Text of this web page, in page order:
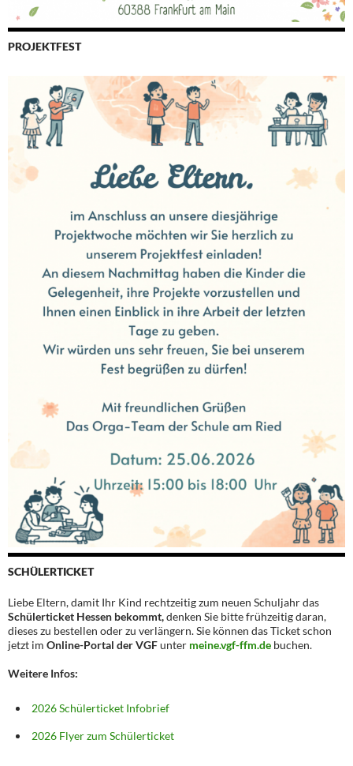
PROJEKTFEST
SCHÜLERTICKET
Liebe Eltern, damit Ihr Kind rechtzeitig zum neuen Schuljahr das
Schülerticket Hessen bekommt,denken Sie bitte frühzeitig daran,
dieses zu bestellen oder zu verlängern. Sie können das Ticket schon
jetzt im Online-Portal der VGFunter meine.vgf-ffm.de buchen.
Weitere Infos:
2026 Schülerticket Infobrief
2026 Flyer zum Schülerticket